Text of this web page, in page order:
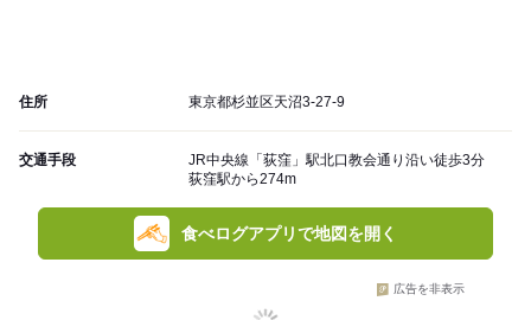
住所 東京都杉並区天沼3-27-9
交通手段
JR中央線「荻窪」駅北口教会通り沿い徒歩3分
荻窪駅から274m
食べログアプリで地図を開く
広告を非表示